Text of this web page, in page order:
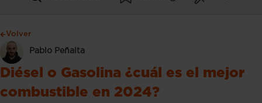
Volver
Pablo Peñalta
Diésel o Gasolina ¿cuál es el mejor
combustible en 2024?